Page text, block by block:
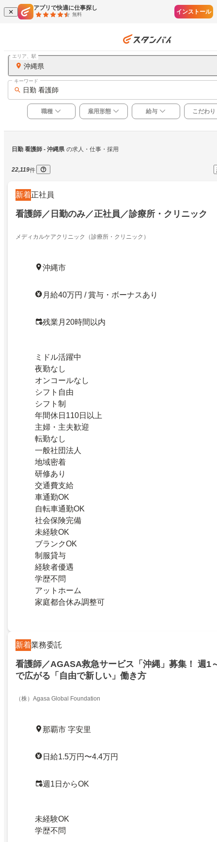
アプリで快適に仕事探し
無料 インストール
沖縄県
エリア、駅
日勤 看護師
キーワード
職種 雇用形態 給与 こだわり
日勤 看護師 - 沖縄県 の求人・仕事・採用
22,119件
新着正社員
看護師／日勤のみ／正社員／診療所・クリニック
メディカルケアクリニック（診療所・クリニック）
沖縄市
月給40万円 / 賞与・ボーナスあり
残業月20時間以内
ミドル活躍中
夜勤なし
オンコールなし
シフト自由
シフト制
年間休日110日以上
主婦・主夫歓迎
転勤なし
一般社団法人
地域密着
研修あり
交通費支給
車通勤OK
自転車通勤OK
社会保険完備
未経験OK
ブランクOK
制服貸与
経験者優遇
学歴不問
アットホーム
家庭都合休み調整可
新着業務委託
看護師／AGASA救急サービス「沖縄」募集！ 週1
で広がる「自由で新しい」働き方
（株）Agasa Global Foundation
那覇市 字安里
日給1.5万円〜4.4万円
週1日からOK
未経験OK
学歴不問